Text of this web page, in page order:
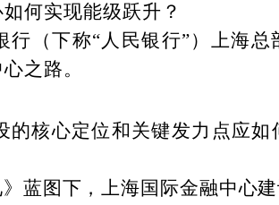
何实现能级跃升？
行（下称“人民银行”）上海
之路。
的核心定位和关键发力点应
蓝图下，上海国际金融中心